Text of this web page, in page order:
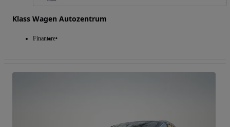
Klass Wagen Autozentrum
Finantare